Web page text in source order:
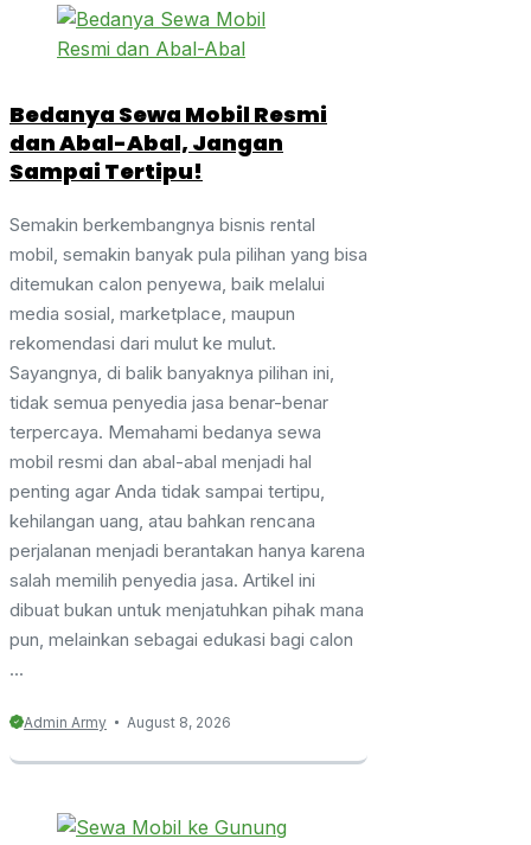
Bedanya Sewa Mobil Resmi
dan Abal-Abal, Jangan
Sampai Tertipu!
Semakin berkembangnya bisnis rental
mobil, semakin banyak pula pilihan yang bisa
ditemukan calon penyewa, baik melalui
media sosial, marketplace, maupun
rekomendasi dari mulut ke mulut.
Sayangnya, di balik banyaknya pilihan ini,
tidak semua penyedia jasa benar-benar
terpercaya. Memahami bedanya sewa
mobil resmi dan abal-abal menjadi hal
penting agar Anda tidak sampai tertipu,
kehilangan uang, atau bahkan rencana
perjalanan menjadi berantakan hanya karena
salah memilih penyedia jasa. Artikel ini
dibuat bukan untuk menjatuhkan pihak mana
pun, melainkan sebagai edukasi bagi calon
...
Admin Army August 8, 2026